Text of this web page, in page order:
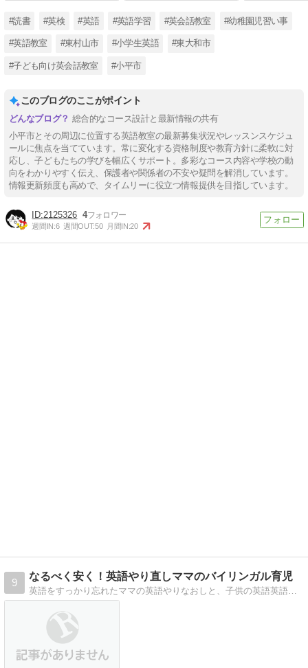
#読書 #英検 #英語 #英語学習 #英会話教室 #幼稚園児習い事
#英語教室 #東村山市 #小学生英語 #東大和市
#子ども向け英会話教室 #小平市
このブログのここがポイント
総合的なコース設計と最新情報の共有
小平市とその周辺に位置する英語教室の最新募集状況やレッスンスケジュ
ールに焦点を当てています。常に変化する資格制度や教育方針に柔軟に対
応し、子どもたちの学びを幅広くサポート。多彩なコース内容や学校の動
向をわかりやすく伝え、保護者や関係者の不安や疑問を解消しています。
情報更新頻度も高めで、タイムリーに役立つ情報提供を目指しています。
2125326 4
週間IN:6 週間OUT:50 月間IN:20
9
なるべく安く！英語やり直しママのバイリンガル育児
英語をすっかり忘れたママの英語やりなおしと、子供の英語英語について書いています。